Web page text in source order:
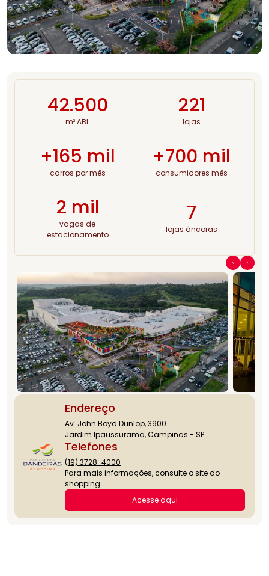
42.500
m² ABL
221
lojas
+165 mil
carros por mês
+700 mil
consumidores mês
2 mil
vagas de
estacionamento
7
lojas âncoras
Endereço
Av. John Boyd Dunlop, 3900
Jardim Ipaussurama, Campinas - SP
Telefones
(19) 3728-4000
Para mais informações, consulte o site do
shopping.
Acesse aqui